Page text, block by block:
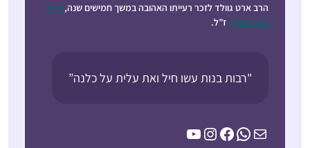
הרב ארט גוולד לזכר רעייתו האהובה במשך חמישים שנה, קרול
ג’וי רובינסון ז”ל.
"רבות בנות עשו חיל ואת עלית על כלנה”
Mail
WhatsApp
Facebook
Instagram
YouTube